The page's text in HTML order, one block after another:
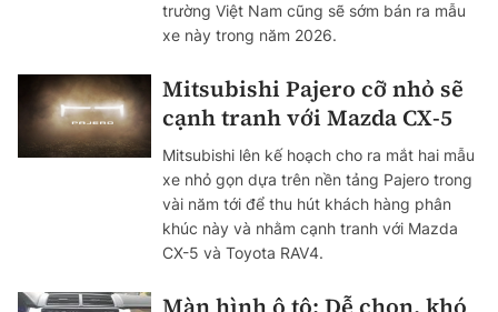
trường Việt Nam cũng sẽ sớm bán ra mẫu
xe này trong năm 2026.
Mitsubishi Pajero cỡ nhỏ sẽ
cạnh tranh với Mazda CX-5
Mitsubishi lên kế hoạch cho ra mắt hai mẫu
xe nhỏ gọn dựa trên nền tảng Pajero trong
vài năm tới để thu hút khách hàng phân
khúc này và nhằm cạnh tranh với Mazda
CX-5 và Toyota RAV4.